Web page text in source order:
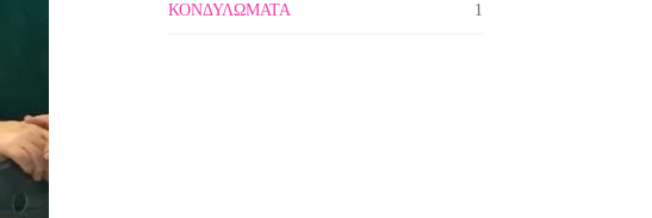
ΚΟΝΔΥΛΩΜΑΤΑ 1